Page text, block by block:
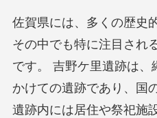
佐賀県には、多くの歴史
その中でも特に注目され
です。 吉野ケ里遺跡は、
かけての遺跡であり、国
遺跡内には居住や祭祀施